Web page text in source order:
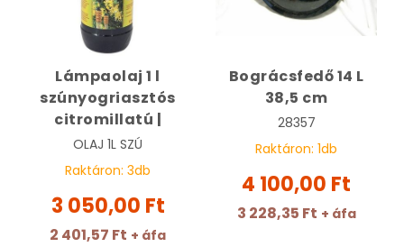
Lámpaolaj 1 l
szúnyogriasztós
citromillatú |
OLAJ 1L SZÚ
Raktáron: 3db
3 050,00 Ft
2 401,57 Ft + áfa
Bográcsfedő 14 L
38,5 cm
28357
Raktáron: 1db
4 100,00 Ft
3 228,35 Ft + áfa